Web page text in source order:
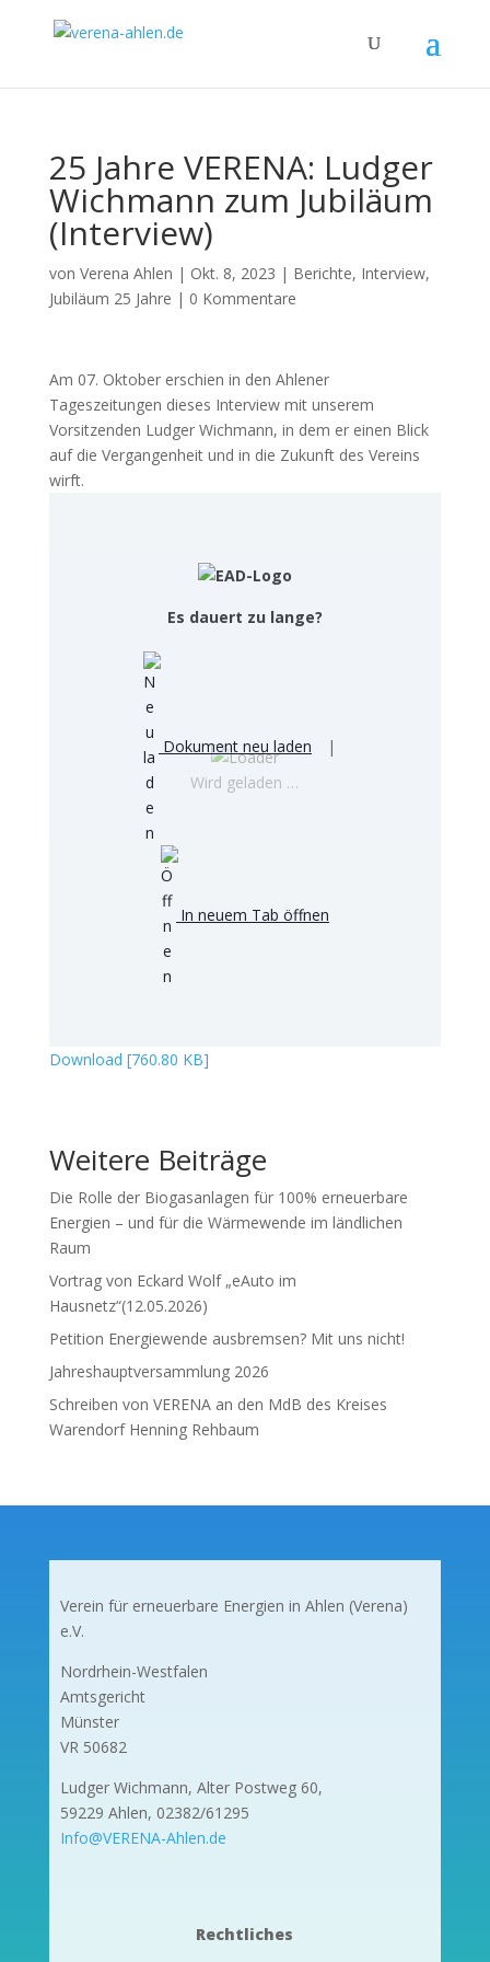
25 Jahre VERENA: Ludger
Wichmann zum Jubiläum
(Interview)
von Verena Ahlen | Okt. 8, 2023 | Berichte, Interview,
Jubiläum 25 Jahre | 0 Kommentare
Am 07. Oktober erschien in den Ahlener
Tageszeitungen dieses Interview mit unserem
Vorsitzenden Ludger Wichmann, in dem er einen Blick
auf die Vergangenheit und in die Zukunft des Vereins
wirft.
Wird geladen …
Es dauert zu lange?
Dokument neu laden |
In neuem Tab öffnen
Download [760.80 KB]
Weitere Beiträge
Die Rolle der Biogasanlagen für 100% erneuerbare
Energien – und für die Wärmewende im ländlichen
Raum
Vortrag von Eckard Wolf „eAuto im
Hausnetz“(12.05.2026)
Petition Energiewende ausbremsen? Mit uns nicht!
Jahreshauptversammlung 2026
Schreiben von VERENA an den MdB des Kreises
Warendorf Henning Rehbaum
Verein für erneuerbare Energien in Ahlen (Verena)
e.V.
Nordrhein-Westfalen
Amtsgericht
Münster
VR 50682
Ludger Wichmann, Alter Postweg 60,
59229 Ahlen, 02382/61295
Info@VERENA-Ahlen.de
Rechtliches